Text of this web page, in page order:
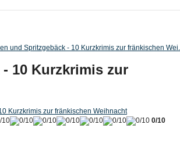
und Spritzgebäck - 10 Kurzkrimis zur fränkischen
10 Kurzkrimis zur
Kurzkrimis zur fränkischen Weihnacht
0/10